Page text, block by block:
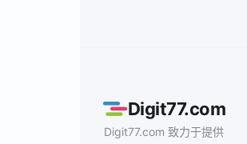
Digit77.com
Digit77.com 致力于提供